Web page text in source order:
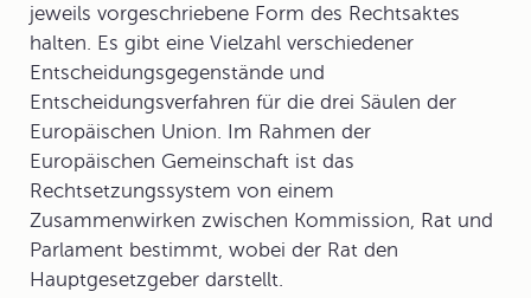
jeweils vorgeschriebene Form des Rechtsaktes
halten. Es gibt eine Vielzahl verschiedener
Entscheidungsgegenstände und
Entscheidungsverfahren für die drei Säulen der
Europäischen Union. Im Rahmen der
Europäischen Gemeinschaft ist das
Rechtsetzungssystem von einem
Zusammenwirken zwischen Kommission, Rat und
Parlament bestimmt, wobei der Rat den
Hauptgesetzgeber darstellt.